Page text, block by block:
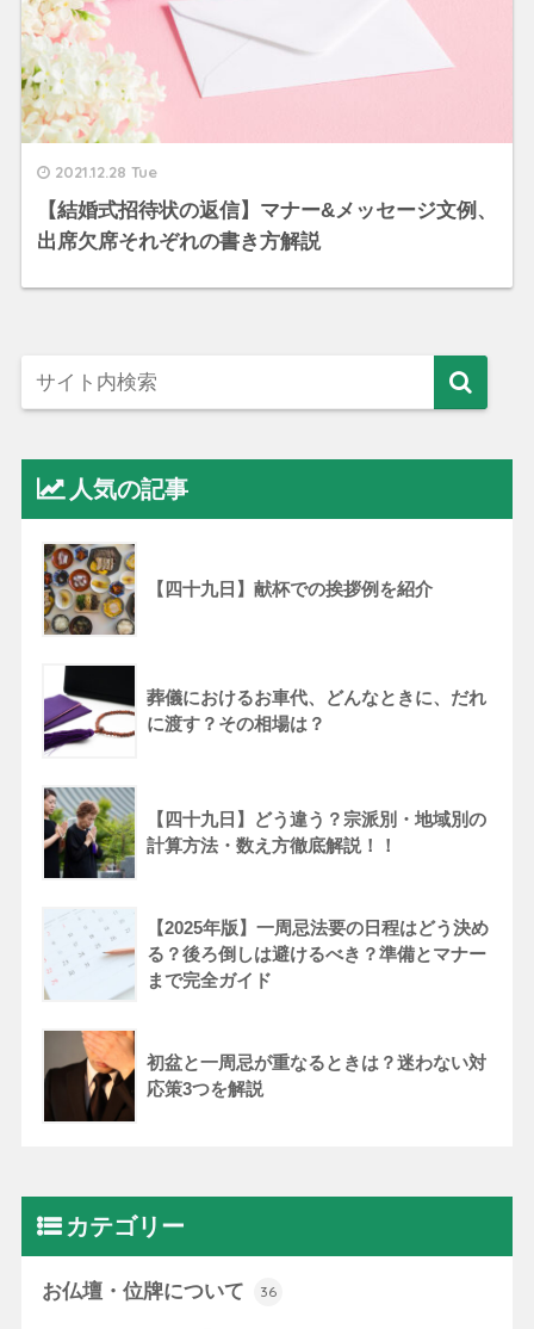
2021.12.28 Tue
【結婚式招待状の返信】マナー&メッセージ文例、
出席欠席それぞれの書き方解説
人気の記事
【四十九日】献杯での挨拶例を紹介
葬儀におけるお車代、どんなときに、だれ
に渡す？その相場は？
【四十九日】どう違う？宗派別・地域別の
計算方法・数え方徹底解説！！
【2025年版】一周忌法要の日程はどう決め
る？後ろ倒しは避けるべき？準備とマナー
まで完全ガイド
初盆と一周忌が重なるときは？迷わない対
応策3つを解説
カテゴリー
お仏壇・位牌について 36